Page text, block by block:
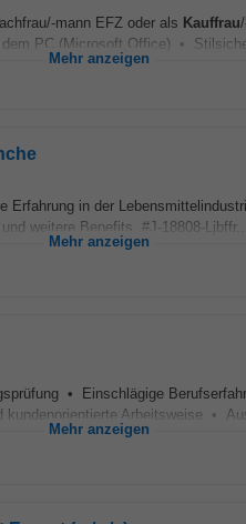
mann EFZ oder als Kauffrau
PC (Microsoft Office) •
Mehr anzeigen
Erfahrung in der
weitere Benefits. #J-18808-Ljbffr...
Mehr anzeigen
• Einschlägige
Arbeitsweise •
Mehr anzeigen